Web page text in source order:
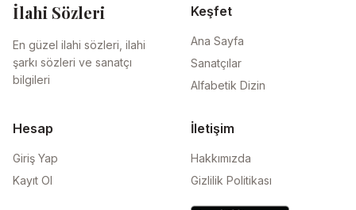
İlahi Sözleri
En güzel ilahi sözleri, ilahi
şarkı sözleri ve sanatçı
bilgileri
Keşfet
Ana Sayfa
Sanatçılar
Alfabetik Dizin
Hesap
Giriş Yap
Kayıt Ol
İletişim
Hakkımızda
Gizlilik Politikası